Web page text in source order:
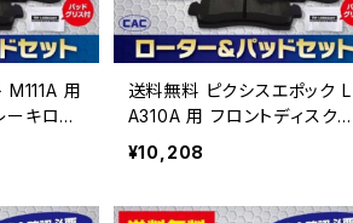
ーキロー
（Ｃ
体番号
送料無料 ピクシスエポック L
A310A 用 フロントディスクブ
レーキロータ.パッドセット P
A428 （ＣＡＣ）/専用グリス付
¥10,208